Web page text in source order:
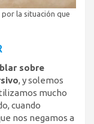
la situación que
sobre
, y solemos
mucho
cuando
nos negamos a